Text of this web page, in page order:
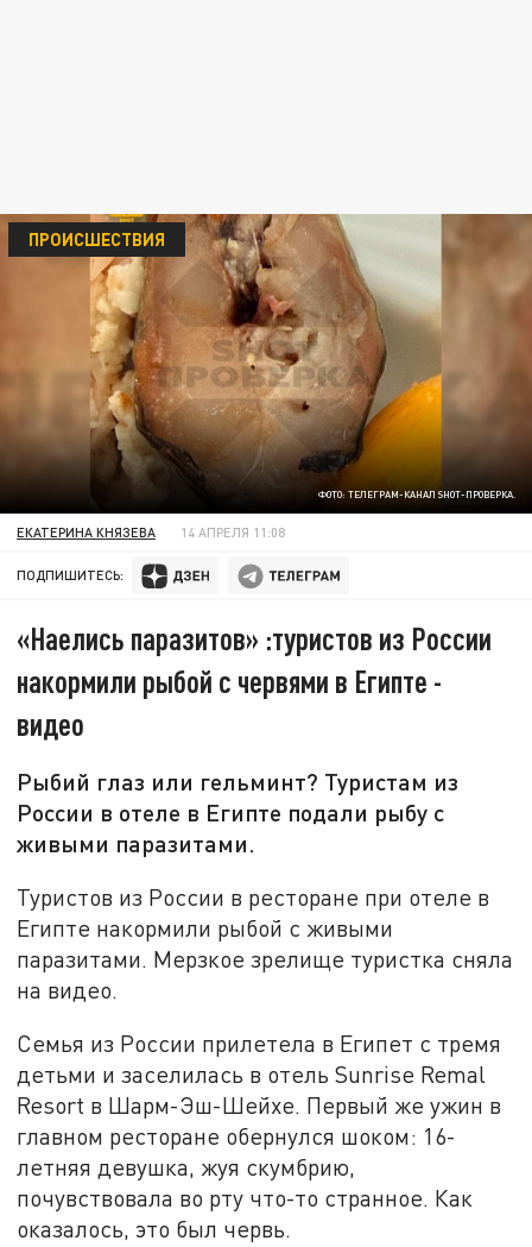
ФОТО: ТЕЛЕГРАМ-КАНАЛ SHOT-ПРОВЕРКА.
ПРОИСШЕСТВИЯ
ЕКАТЕРИНА КНЯЗЕВА 14 АПРЕЛЯ 11:08
ПОДПИШИТЕСЬ:
«Наелись паразитов» :туристов из России
накормили рыбой с червями в Египте -
видео
Рыбий глаз или гельминт? Туристам из
России в отеле в Египте подали рыбу с
живыми паразитами.
Туристов из России в ресторане при отеле в
Египте накормили рыбой с живыми
паразитами. Мерзкое зрелище туристка сняла
на видео.
Семья из России прилетела в Египет с тремя
детьми и заселилась в отель Sunrise Remal
Resort в Шарм-Эш-Шейхе. Первый же ужин в
главном ресторане обернулся шоком: 16-
летняя девушка, жуя скумбрию,
почувствовала во рту что-то странное. Как
оказалось, это был червь.